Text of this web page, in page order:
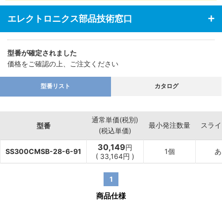
エレクトロニクス部品技術窓口
型番が確定されました
価格をご確認の上、ご注文ください
型番リスト カタログ
型番
通常単価(税別)
(税込単価)
最小発注数量 スラ
SS300CMSB-28-6-91 30,149円
( 33,164円 )
1個
1
商品仕様